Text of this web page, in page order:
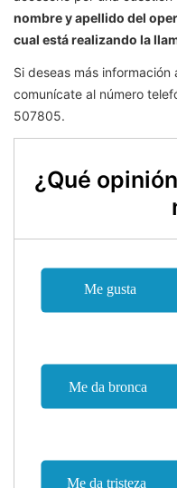
nombre y apellido del
cual está realizando la
Si deseas más
comunícate al número
507805.
¿Qué